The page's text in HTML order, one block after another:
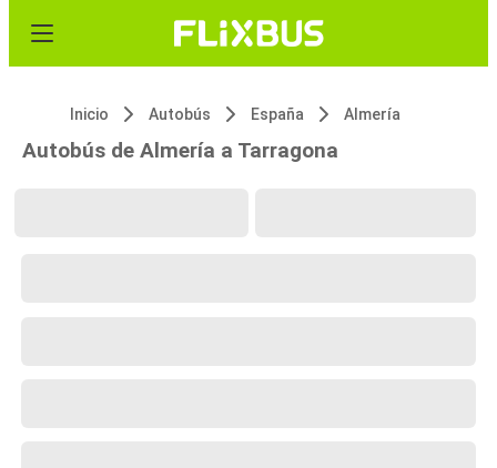
Inicio Autobús España Almería
Autobús de Almería a Tarragona